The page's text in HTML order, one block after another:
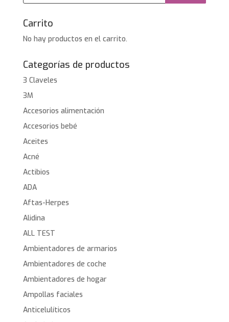
Carrito
No hay productos en el carrito.
Categorías de productos
3 Claveles
3M
Accesorios alimentación
Accesorios bebé
Aceites
Acné
Actibios
ADA
Aftas-Herpes
Alidina
ALL TEST
Ambientadores de armarios
Ambientadores de coche
Ambientadores de hogar
Ampollas faciales
Anticelulíticos